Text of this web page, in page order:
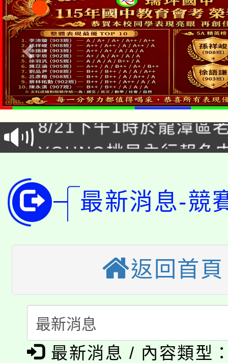
「本色祭」8/29、30在
場熱烈登場!
8/21下午1時於龍潭區
徵才活動。
YOUNG桃局內行報名
開!
115年桃園市運動會8/
田徑場及游泳池舉行。
桃園市低收入戶享有免
視費優惠，中低收入戶
半價優惠，詳情可洽有
者。
大園自造教育及科技中
份教師增能研習
大溪自造教育及科技
份教師研習
淨零綠生活教案入校路
會
115年食農教育專業人
程
「本色祭」8/29、30在
最新消息-競
返回首頁
最新消息 / 內容類型